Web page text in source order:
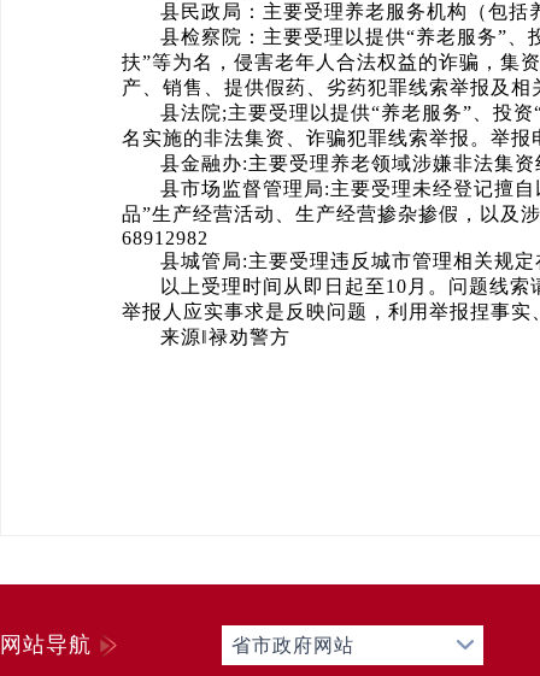
县民政局：主要受理养老服务机构（包括
县检察院：主要受理以提供“养老服务”、
扶”等为名，侵害老年人合法权益的诈骗，集
产、销售、提供假药、劣药犯罪线索举报及
县法院;主要受理以提供“养老服务”、投
名实施的非法集资、诈骗犯罪线索举报。举报
县金融办:主要受理养老领域涉嫌非法集
县市场监督管理局:主要受理未经登记擅
品”生产经营活动、生产经营掺杂掺假，以及
68912982
县城管局:主要受理违反城市管理相关规
以上受理时间从即日起至10月。问题线
举报人应实事求是反映问题，利用举报捏事
来源‖禄劝警方
网站导航 省市政府网站